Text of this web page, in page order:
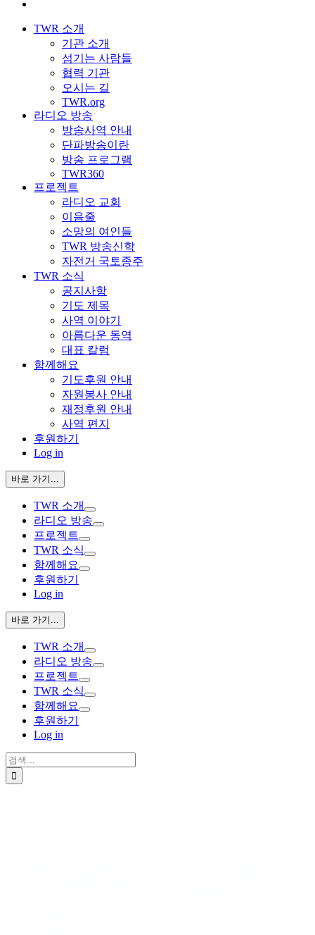
TWR 소개
기관 소개
섬기는 사람들
협력 기관
오시는 길
TWR.org
라디오 방송
방송사역 안내
단파방송이란
방송 프로그램
TWR360
프로젝트
라디오 교회
이음줄
소망의 여인들
TWR 방송신학
자전거 국토종주
TWR 소식
공지사항
기도 제목
사역 이야기
아름다운 동역
대표 칼럼
함께해요
기도후원 안내
자원봉사 안내
재정후원 안내
사역 편지
후원하기
Log in
바로 가기...
TWR 소개
라디오 방송
프로젝트
TWR 소식
함께해요
후원하기
Log in
바로 가기...
TWR 소개
라디오 방송
프로젝트
TWR 소식
함께해요
후원하기
Log in
검
색: